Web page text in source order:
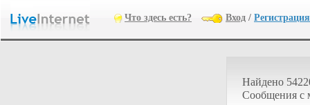
Что здесь есть? Вход / Регистрация
Найдено
Cообщения с